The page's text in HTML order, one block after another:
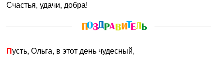
Счастья, удачи, добра!
Пусть, Ольга, в этот день чудесный,